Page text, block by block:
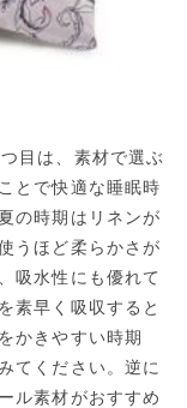
目は、素材で選ぶ
とで快適な睡眠時
の時期はリネンが
うほど柔らかさが
吸水性にも優れて
素早く吸収すると
かきやすい時期
てください。逆に
ル素材がおすすめ